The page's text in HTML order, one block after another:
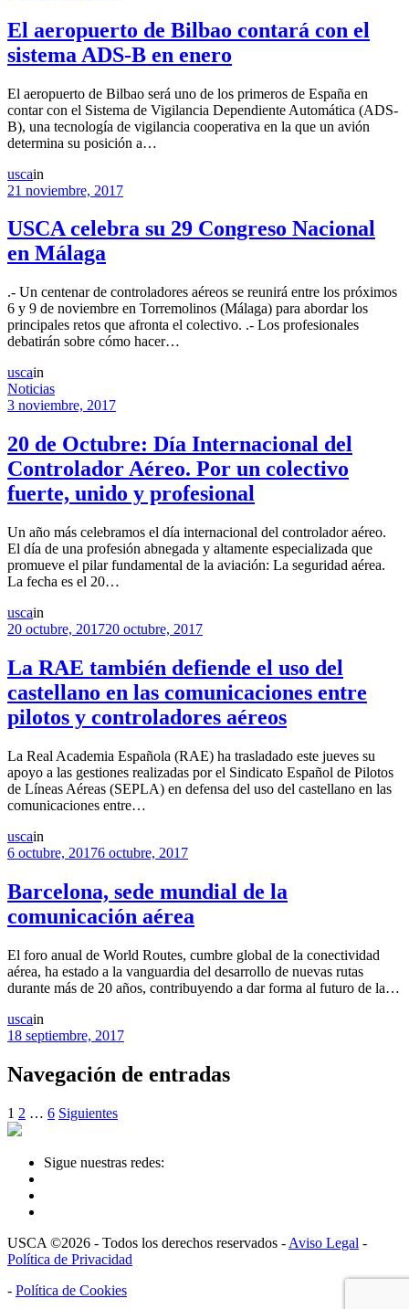
El aeropuerto de Bilbao contará con el
sistema ADS-B en enero
El aeropuerto de Bilbao será uno de los primeros de España en
contar con el Sistema de Vigilancia Dependiente Automática (ADS-
B), una tecnología de vigilancia cooperativa en la que un avión
determina su posición a…
uscain
21 noviembre, 2017
USCA celebra su 29 Congreso Nacional
en Málaga
.- Un centenar de controladores aéreos se reunirá entre los próximos
6 y 9 de noviembre en Torremolinos (Málaga) para abordar los
principales retos que afronta el colectivo. .- Los profesionales
debatirán sobre cómo hacer…
uscain
Noticias
3 noviembre, 2017
20 de Octubre: Día Internacional del
Controlador Aéreo. Por un colectivo
fuerte, unido y profesional
Un año más celebramos el día internacional del controlador aéreo.
El día de una profesión abnegada y altamente especializada que
promueve el pilar fundamental de la aviación: La seguridad aérea.
La fecha es el 20…
uscain
20 octubre, 201720 octubre, 2017
La RAE también defiende el uso del
castellano en las comunicaciones entre
pilotos y controladores aéreos
La Real Academia Española (RAE) ha trasladado este jueves su
apoyo a las gestiones realizadas por el Sindicato Español de Pilotos
de Líneas Aéreas (SEPLA) en defensa del uso del castellano en las
comunicaciones entre…
uscain
6 octubre, 20176 octubre, 2017
Barcelona, sede mundial de la
comunicación aérea
El foro anual de World Routes, cumbre global de la conectividad
aérea, ha estado a la vanguardia del desarrollo de nuevas rutas
durante más de 20 años, contribuyendo a dar forma al futuro de la…
uscain
18 septiembre, 2017
Navegación de entradas
1 2 … 6 Siguientes
Sigue nuestras redes:
USCA ©2026 - Todos los derechos reservados - Aviso Legal -
Política de Privacidad
- Política de Cookies